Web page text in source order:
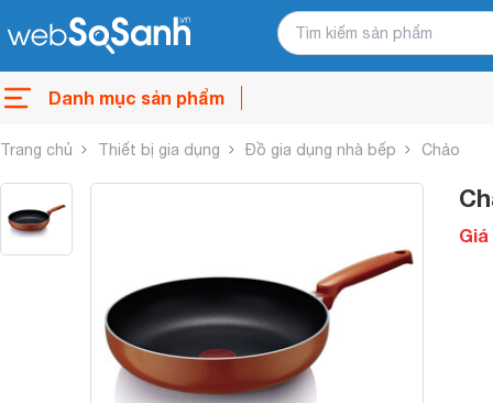
Danh mục sản phẩm
Trang chủ Thiết bị gia dụng Đồ gia dụng nhà bếp Chảo